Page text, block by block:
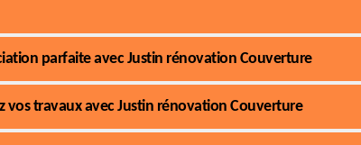
parfaite avec Justin rénovation Couverture
vos travaux avec Justin rénovation Couverture